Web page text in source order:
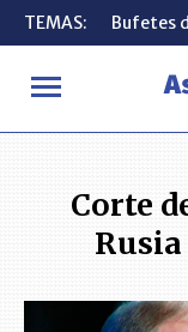
TEMAS: Bufetes
INICIO
TEMAS: Bufetes
Corte
Rusia